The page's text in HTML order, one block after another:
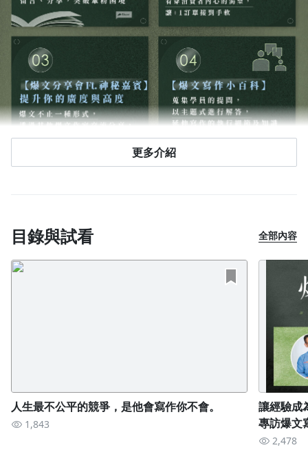
更多介紹
目錄與試看 全部內容
人生最不公平的競爭，是他會寫作你不會。
1,843
讓經驗成
專訪爆文
2,478